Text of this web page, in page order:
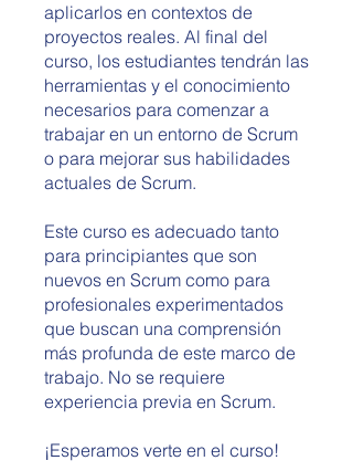
aplicarlos en contextos de
proyectos reales. Al final del
curso, los estudiantes tendrán las
herramientas y el conocimiento
necesarios para comenzar a
trabajar en un entorno de Scrum
o para mejorar sus habilidades
actuales de Scrum.
Este curso es adecuado tanto
para principiantes que son
nuevos en Scrum como para
profesionales experimentados
que buscan una comprensión
más profunda de este marco de
trabajo. No se requiere
experiencia previa en Scrum.
¡Esperamos verte en el curso!